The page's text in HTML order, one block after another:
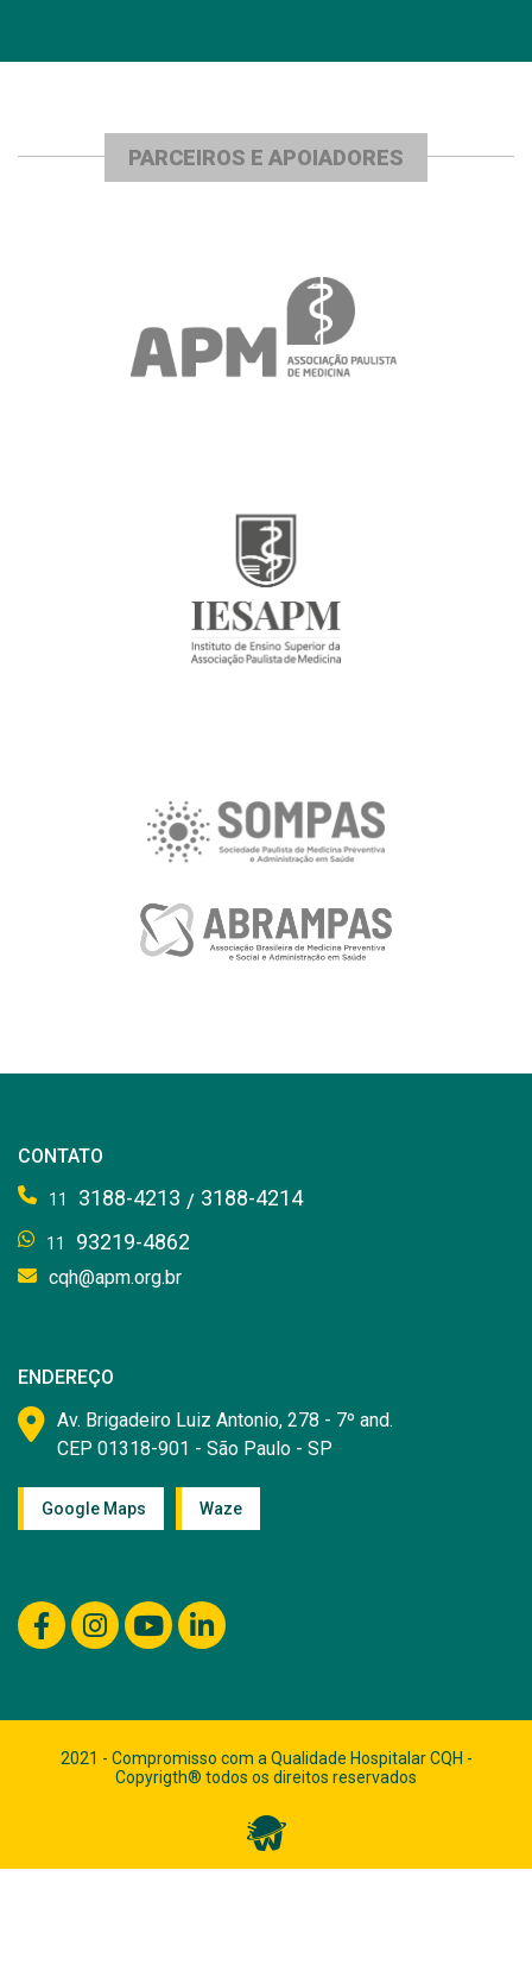
PARCEIROS E APOIADORES
CONTATO
11 3188-4213 / 3188-4214
11 93219-4862
cqh@apm.org.br
ENDEREÇO
Av. Brigadeiro Luiz Antonio, 278 - 7º and.
CEP 01318-901 - São Paulo - SP
Google Maps Waze
2021 - Compromisso com a Qualidade Hospitalar CQH -
Copyrigth® todos os direitos reservados